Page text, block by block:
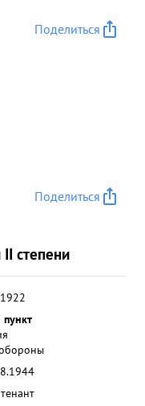
Поделиться
Поделиться
степени